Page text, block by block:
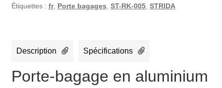
Étiquettes : fr, Porte bagages, ST-RK-005, STRIDA
Description Spécifications
Porte-bagage en aluminium